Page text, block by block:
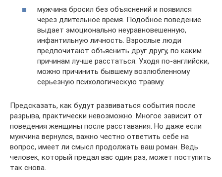
мужчина бросил без объяснений и появился
через длительное время. Подобное поведение
выдает эмоционально неуравновешенную,
инфантильную личность. Взрослые люди
предпочитают объяснить друг другу, по каким
причинам лучше расстаться. Уходя по-английски,
можно причинить бывшему возлюбленному
серьезную психологическую травму.
Предсказать, как будут развиваться события после
разрыва, практически невозможно. Многое зависит от
поведения женщины после расставания. Но даже если
мужчина вернулся, важно честно ответить себе на
вопрос, имеет ли смысл продолжать ваш роман. Ведь
человек, который предал вас один раз, может поступить
так снова.